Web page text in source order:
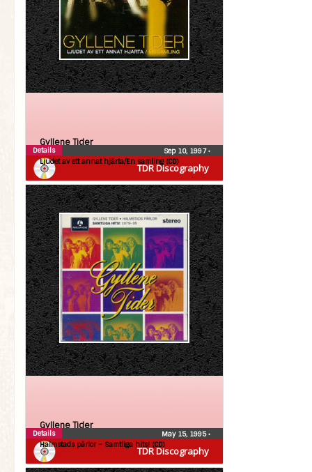
TDR Discography
Gyllene Tider
Ljudet av ett annat hjärta/En samling (CD)
Sep 10, 1997•
Details
TDR Discography
Gyllene Tider
Halmstads pärlor – Samtliga hits! (CD)
May 15, 1995•
Details